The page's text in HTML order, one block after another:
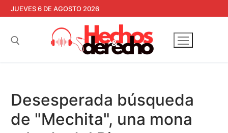
contenido
JUEVES 6 DE AGOSTO 2026
Desesperada búsqueda
de "Mechita", una mona